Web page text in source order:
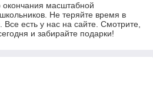
окончания масштабной
Не теряйте время в
есть у нас на сайте. Смотрите,
и забирайте подарки!